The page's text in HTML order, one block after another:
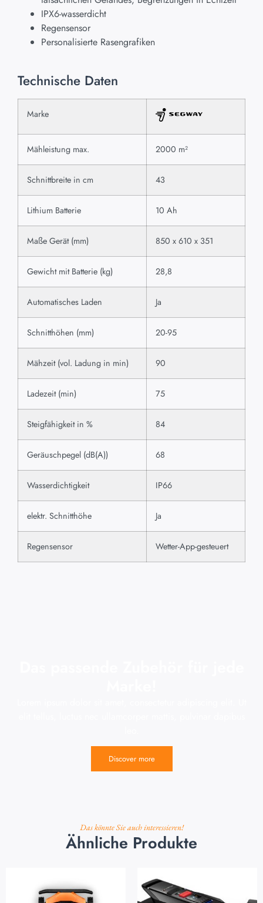
IPX6-wasserdicht
Regensensor
Personalisierte Rasengrafiken
Technische Daten
Marke
Mähleistung max. 2000 m²
Schnittbreite in cm 43
Lithium Batterie 10 Ah
Maße Gerät (mm) 850 x 610 x 351
Gewicht mit Batterie (kg) 28,8
Automatisches Laden Ja
Schnitthöhen (mm) 20-95
Mähzeit (vol. Ladung in min) 90
Ladezeit (min) 75
Steigfähigkeit in % 84
Geräuschpegel (dB(A)) 68
Wasserdichtigkeit IP66
elektr. Schnitthöhe Ja
Regensensor Wetter-App-gesteuert
Discover more
Das könnte Sie auch interessieren!
Ähnliche Produkte